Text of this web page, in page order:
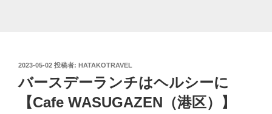
投
日:
2023-05-02 投稿者: HATAKOTRAVEL
バースデーランチはヘルシーに
【Cafe WASUGAZEN（港区）】